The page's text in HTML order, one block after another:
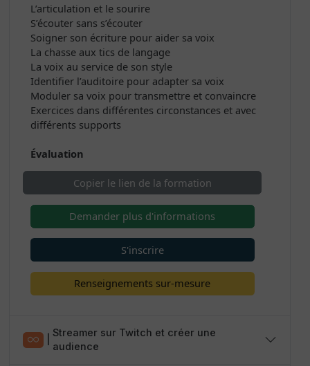
L’articulation et le sourire
S’écouter sans s’écouter
Soigner son écriture pour aider sa voix
La chasse aux tics de langage
La voix au service de son style
Identifier l’auditoire pour adapter sa voix
Moduler sa voix pour transmettre et convaincre
Exercices dans différentes circonstances et avec
différents supports
Évaluation
Copier le lien de la formation
Demander plus d'informations
S'inscrire
Renseignements sur-mesure
Streamer sur Twitch et créer une
audience